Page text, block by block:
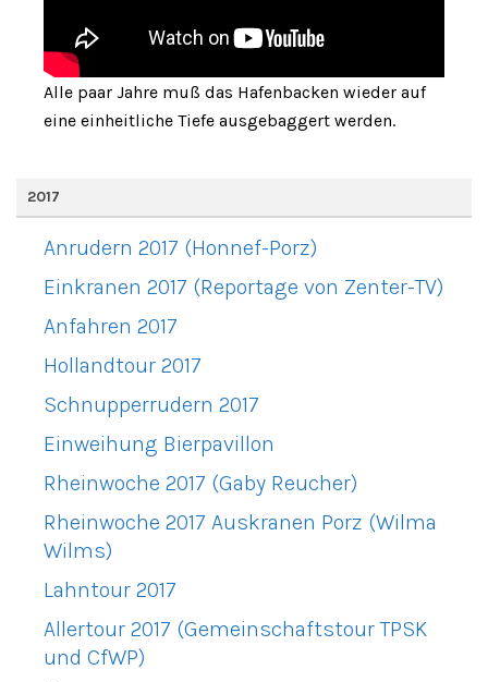
Alle paar Jahre muß das Hafenbacken wieder auf
eine einheitliche Tiefe ausgebaggert werden.
2017
Anrudern 2017 (Honnef-Porz)
Einkranen 2017 (Reportage von Zenter-TV)
Anfahren 2017
Hollandtour 2017
Schnupperrudern 2017
Einweihung Bierpavillon
Rheinwoche 2017 (Gaby Reucher)
Rheinwoche 2017 Auskranen Porz (Wilma
Wilms)
Lahntour 2017
Allertour 2017 (Gemeinschaftstour TPSK
und CfWP)